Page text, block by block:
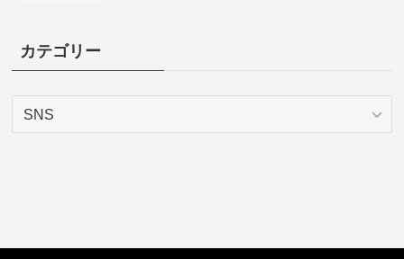
カテゴリー
カ